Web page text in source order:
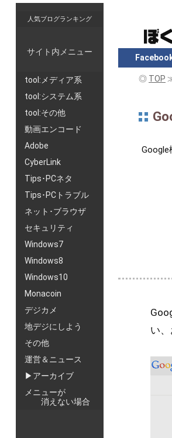
人気ブログランキング
サイト内メニュー
tool:メディア系
tool:システム系
tool:その他
動画エンコード
Adobe
CyberLink
Tips･PCネタ
Tips･PCトラブル
ネット･ブラウザ
セキュリティ
Windows7
Windows8
Windows10
Monacoin
デジカメ
地デジにしよう
その他
運営＆ニュース
▶アーカイブ
メニューが
消えない場合
◎ TOP
Google
い